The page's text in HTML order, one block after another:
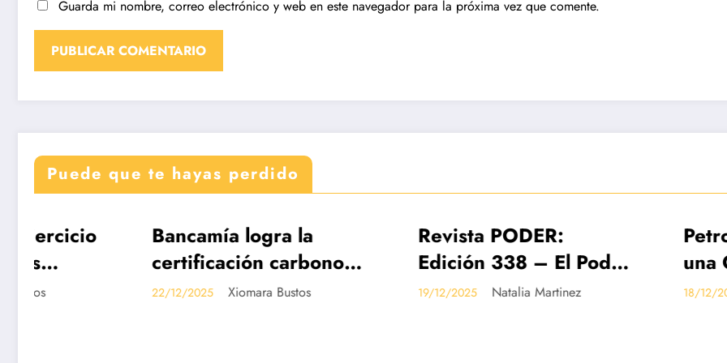
Guarda mi nombre, correo electrónico y web en este navegador para la próxima vez que comente.
Puede que te hayas perdido
DESTACADAS
Bancamía logra la
certificación carbono
neutralidad, bajo la
22/12/2025 Xiomara Bustos
IMPRESO
Revista PODER:
Edición 338 – El Poder
de Colombia en
19/12/2025 Natalia Martinez
Petro vuelve a
una
archivo de la
18/12/2025 Valentina